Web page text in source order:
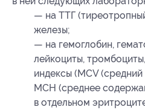
— на ТТГ
железы;
— на гемоглобин,
лейкоциты,
индексы (МСV
MCH (среднее
в отдельном